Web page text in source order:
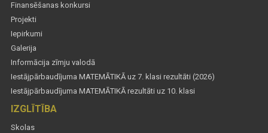
Finansēšanas konkursi
Projekti
Iepirkumi
Galerija
Informācija zīmju valodā
Iestājpārbaudījuma MATEMĀTIKĀ uz 7. klasi rezultāti (2026)
Iestājpārbaudījuma MATEMĀTIKĀ rezultāti uz 10. klasi
IZGLĪTĪBA
Skolas